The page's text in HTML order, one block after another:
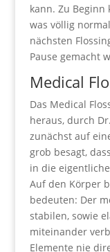
kann. Zu
was völlig
nächsten
Pause gemacht
Medical
Das Medical
heraus, durch
zunächst auf
grob besagt,
in die
Auf den Körper
bedeuten: Der
stabilen, sowie
miteinander
Elemente nie